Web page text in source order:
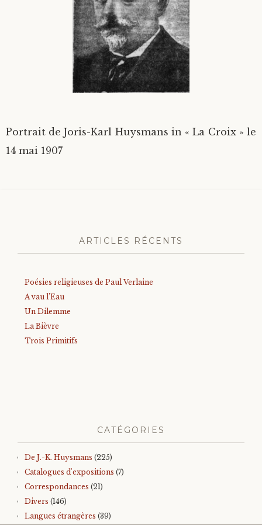
Langues étrangères
Portrait de Joris-Karl Huysmans in « La Croix » le
14 mai 1907
ARTICLES RÉCENTS
Poésies religieuses de Paul Verlaine
A vau l’Eau
Un Dilemme
La Bièvre
Trois Primitifs
CATÉGORIES
De J.-K. Huysmans (225)
Catalogues d'expositions (7)
Correspondances (21)
Divers (146)
Langues étrangères (39)